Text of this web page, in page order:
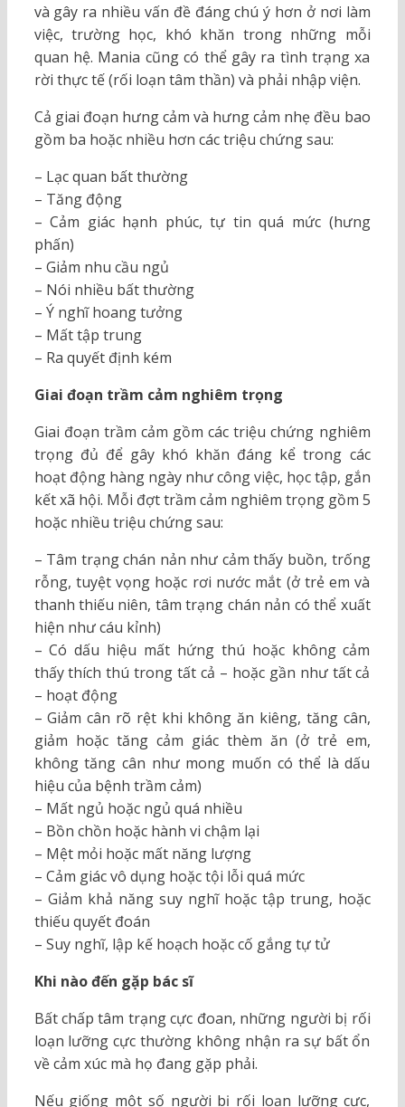
và gây ra nhiều vấn đề đáng chú ý hơn ở nơi làm
việc, trường học, khó khăn trong những mỗi
quan hệ. Mania cũng có thể gây ra tình trạng xa
rời thực tế (rối loạn tâm thần) và phải nhập viện.
Cả giai đoạn hưng cảm và hưng cảm nhẹ đều bao
gồm ba hoặc nhiều hơn các triệu chứng sau:
– Lạc quan bất thường
– Tăng động
– Cảm giác hạnh phúc, tự tin quá mức (hưng
phấn)
– Giảm nhu cầu ngủ
– Nói nhiều bất thường
– Ý nghĩ hoang tưởng
– Mất tập trung
– Ra quyết định kém
Giai đoạn trầm cảm nghiêm trọng
Giai đoạn trầm cảm gồm các triệu chứng nghiêm
trọng đủ để gây khó khăn đáng kể trong các
hoạt động hàng ngày như công việc, học tập, gắn
kết xã hội. Mỗi đợt trầm cảm nghiêm trọng gồm 5
hoặc nhiều triệu chứng sau:
– Tâm trạng chán nản như cảm thấy buồn, trống
rỗng, tuyệt vọng hoặc rơi nước mắt (ở trẻ em và
thanh thiếu niên, tâm trạng chán nản có thể xuất
hiện như cáu kỉnh)
– Có dấu hiệu mất hứng thú hoặc không cảm
thấy thích thú trong tất cả – hoặc gần như tất cả
– hoạt động
– Giảm cân rõ rệt khi không ăn kiêng, tăng cân,
giảm hoặc tăng cảm giác thèm ăn (ở trẻ em,
không tăng cân như mong muốn có thể là dấu
hiệu của bệnh trầm cảm)
– Mất ngủ hoặc ngủ quá nhiều
– Bồn chồn hoặc hành vi chậm lại
– Mệt mỏi hoặc mất năng lượng
– Cảm giác vô dụng hoặc tội lỗi quá mức
– Giảm khả năng suy nghĩ hoặc tập trung, hoặc
thiếu quyết đoán
– Suy nghĩ, lập kế hoạch hoặc cố gắng tự tử
Khi nào đến gặp bác sĩ
Bất chấp tâm trạng cực đoan, những người bị rối
loạn lưỡng cực thường không nhận ra sự bất ổn
về cảm xúc mà họ đang gặp phải.
Nếu giống một số người bị rối loạn lưỡng cực,